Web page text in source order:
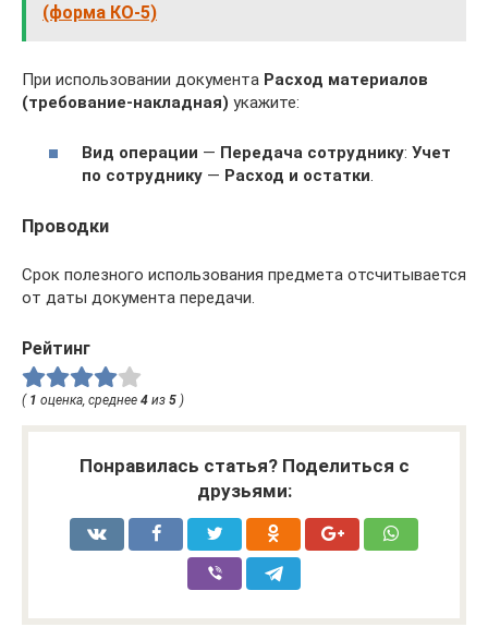
(форма КО-5)
При использовании документа Расход материалов
(требование-накладная) укажите:
Вид операции — Передача сотруднику: Учет
по сотруднику — Расход и остатки.
Проводки
Срок полезного использования предмета отсчитывается
от даты документа передачи.
Рейтинг
( 1 оценка, среднее 4 из 5 )
Понравилась статья? Поделиться с
друзьями: